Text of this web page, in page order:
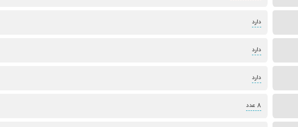
دارد
دارد
دارد
8 عدد